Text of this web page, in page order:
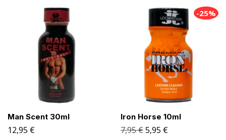
Man Scent 30ml
12,95 €
-25%
Iron Horse 10ml
7,95€5,95 €